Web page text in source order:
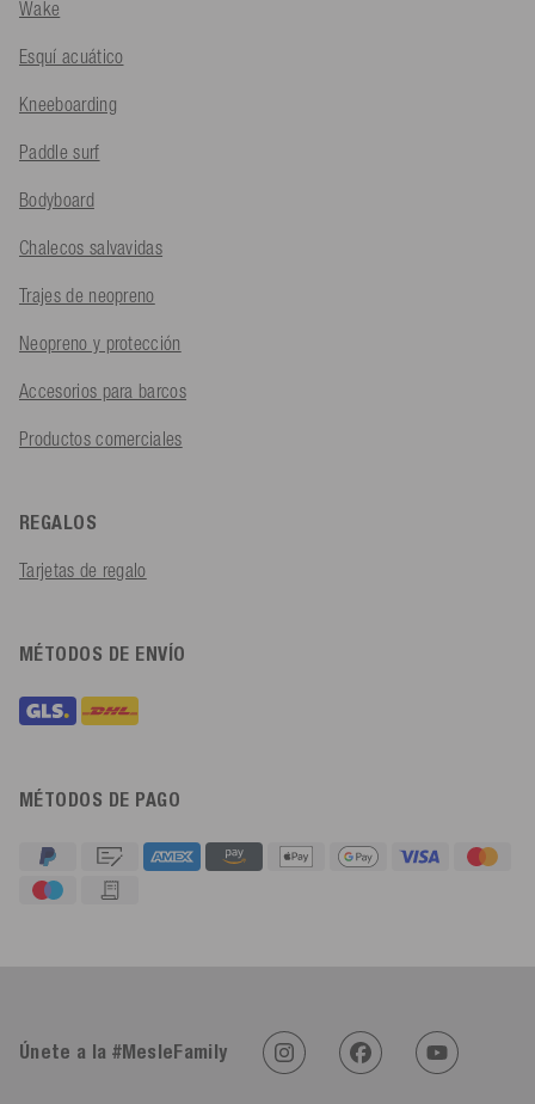
Wake
Esquí acuático
Kneeboarding
Paddle surf
Bodyboard
Chalecos salvavidas
Trajes de neopreno
Neopreno y protección
Accesorios para barcos
Productos comerciales
REGALOS
Tarjetas de regalo
MÉTODOS DE ENVÍO
MÉTODOS DE PAGO
Únete a la #MesleFamily
Sehr gut 👍 Sehr zufrieden
Facebook
5/8/2026